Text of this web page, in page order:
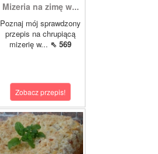
Mizeria na zimę w...
Poznaj mój sprawdzony
przepis na chrupiącą
mizerię w... ⇖ 569
Zobacz przepis!